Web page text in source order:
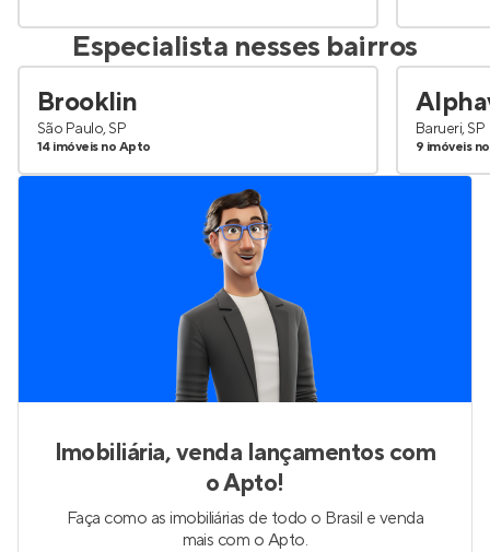
Especialista nesses bairros
Brooklin
São Paulo, SP
14 imóveis no Apto
Barueri, SP
9 imóveis
Imobiliária, venda lançamentos com
o Apto!
Faça como as imobiliárias de todo o Brasil e venda
mais com o Apto.